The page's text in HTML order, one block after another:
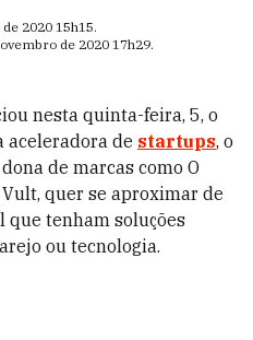
2020 15h15.
de 2020 17h29.
nesta quinta-feira, 5, o
aceleradora de startups, o
de marcas como O
quer se aproximar de
que tenham soluções
ou tecnologia.